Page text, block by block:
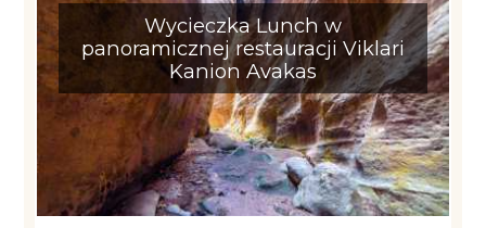
Wycieczka Lunch w
panoramicznej restauracji Viklari
Kanion Avakas